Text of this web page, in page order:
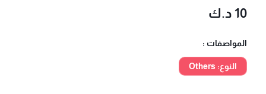
10 د.ك
المواصفات :
النوع: Others